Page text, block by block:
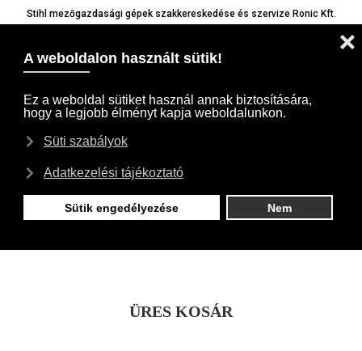
Stihl mezőgazdasági gépek szakkereskedése és szervize Ronic Kft.
ÜRES KOSÁR